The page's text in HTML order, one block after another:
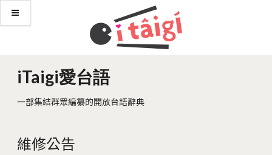
iTaigi愛台語
一部集結群眾編纂的開放台語辭典
維修公告